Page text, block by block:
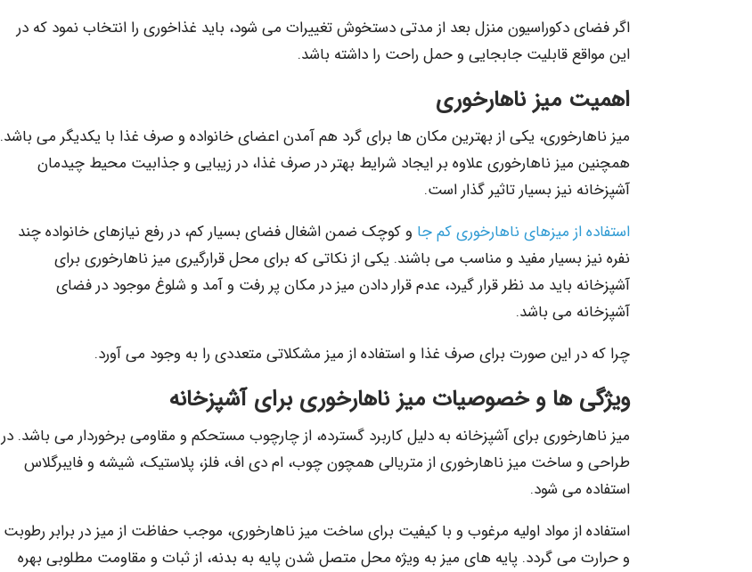
اگر فضای دکوراسیون منزل بعد از مدتی دستخوش تغییرات می شود، باید غذاخوری را انتخاب نمود که در
این مواقع قابلیت جابجایی و حمل راحت را داشته باشد.
اهمیت میز ناهارخوری
میز ناهارخوری، یکی از بهترین مکان ها برای گرد هم آمدن اعضای خانواده و صرف غذا با یکدیگر می باشد.
همچنین میز ناهارخوری علاوه بر ایجاد شرایط بهتر در صرف غذا، در زیبایی و جذابیت محیط چیدمان
آشپزخانه نیز بسیار تاثیر گذار است.
استفاده از میزهای ناهارخوری کم جا و کوچک ضمن اشغال فضای بسیار کم، در رفع نیازهای خانواده چند
نفره نیز بسیار مفید و مناسب می باشند. یکی از نکاتی که برای محل قرارگیری میز ناهارخوری برای
آشپزخانه باید مد نظر قرار گیرد، عدم قرار دادن میز در مکان پر رفت و آمد و شلوغ موجود در فضای
آشپزخانه می باشد.
چرا که در این صورت برای صرف غذا و استفاده از میز مشکلاتی متعددی را به وجود می آورد.
ویژگی ها و خصوصیات میز ناهارخوری برای آشپزخانه
میز ناهارخوری برای آشپزخانه به دلیل کاربرد گسترده، از چارچوب مستحکم و مقاومی برخوردار می باشد. در
طراحی و ساخت میز ناهارخوری از متریالی همچون چوب، ام دی اف، فلز، پلاستیک، شیشه و فایبرگلاس
استفاده می شود.
استفاده از مواد اولیه مرغوب و با کیفیت برای ساخت میز ناهارخوری، موجب حفاظت از میز در برابر رطوبت
و حرارت می گردد. پایه های میز به ویژه محل متصل شدن پایه به بدنه، از ثبات و مقاومت مطلوبی بهره